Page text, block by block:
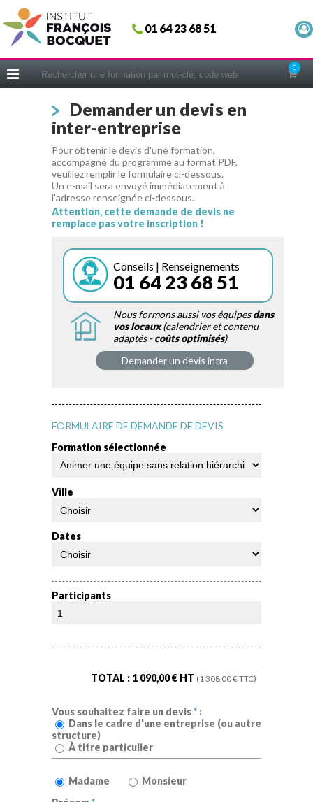
01 64 23 68 51
0
Fermer
ACCUEIL
CERIFICATIONS
INTRAS | SUR-MESURE
COACHING
EN PRATIQUE
NOUS CONNAÎTRE
CONSEILS MICRO-COACHING
WEBINAIRES
QUESTIONNAIRE GRATUIT
Demander un devis en
inter-entreprise
Pour obtenir le devis d'une formation,
accompagné du programme au format PDF,
veuillez remplir le formulaire ci-dessous.
Un e-mail sera envoyé immédiatement à
l'adresse renseignée ci-dessous.
Attention, cette demande de devis ne
remplace pas votre inscription !
Conseils | Renseignements
01 64 23 68 51
Nous formons aussi vos équipesdans
vos locaux(calendrier et contenu
adaptés -coûts optimisés)
Demander un devis intra
FORMULAIRE DE DEMANDE DE DEVIS
Formation sélectionnée
Ville
Dates
Participants
TOTAL : 1 090,00€ HT ( 1 308,00€ TTC)
Vous souhaitez faire un devis* :
Dans le cadre d'une entreprise (ou autre
structure)
À titre particulier
Madame
Monsieur